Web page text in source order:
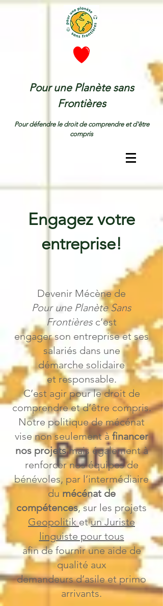
Pour une Planète sans
Frontières
Pour défendre le droit de comprendre et d'être
compris
Engagez votre
entreprise!
Devenir Mécène de
Pour une Planète Sans
Frontières c’est
engager son entreprise et ses
salariés dans une
démarche solidaire
et responsable.
C’est agir pour le droit de
comprendre et d’être compris.
Notre politique de mécénat
vise non seulement àfinancer
nos projetsmais également à
renforcer nos équipes de
bénévoles, par l’intermédiaire
du mécénat de
compétences, sur les projets
Geopolitik etun Juriste
linguiste pour tous
afin de fournir une aide de
qualité aux
demandeurs d’asile et primo
arrivants.